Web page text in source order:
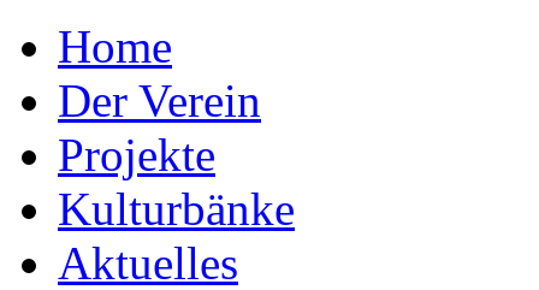
Home
Der Verein
Projekte
Kulturbänke
Aktuelles